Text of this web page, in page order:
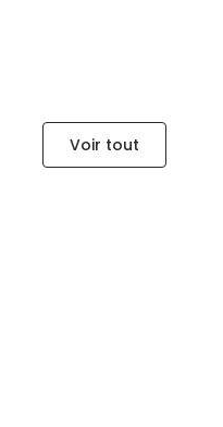
Voir tout